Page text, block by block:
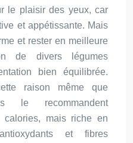
le plaisir des yeux, car
et appétissante. Mais
et rester en meilleure
de divers légumes
bien équilibrée.
raison même que
le recommandent
calories, mais riche en
et fibres